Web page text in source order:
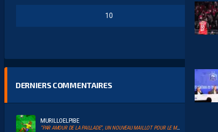
10
DERNIERS COMMENTAIRES
MURILLOELPIBE
“PAR AMOUR DE LA PAILLADE”, UN NOUVEAU MAILLOT POUR LE MHSC